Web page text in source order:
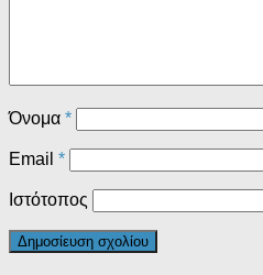
Όνομα *
Email *
Ιστότοπος